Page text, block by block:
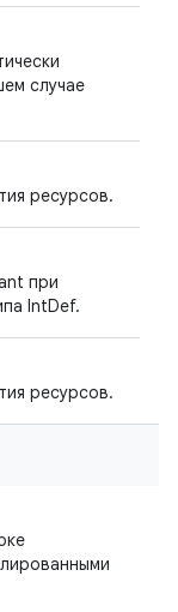
случае
ресурсов.
при
IntDef.
ресурсов.